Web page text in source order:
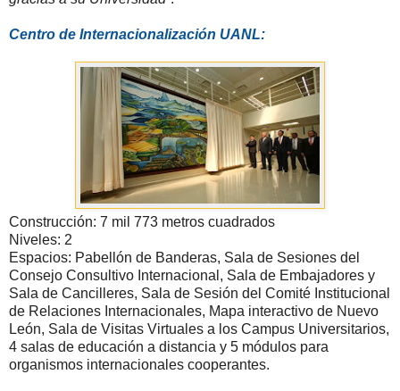
Centro de Internacionalización UANL:
Construcción: 7 mil 773 metros cuadrados
Niveles: 2
Espacios: Pabellón de Banderas, Sala de Sesiones del
Consejo Consultivo Internacional, Sala de Embajadores y
Sala de Cancilleres, Sala de Sesión del Comité Institucional
de Relaciones Internacionales, Mapa interactivo de Nuevo
León, Sala de Visitas Virtuales a los Campus Universitarios,
4 salas de educación a distancia y 5 módulos para
organismos internacionales cooperantes.